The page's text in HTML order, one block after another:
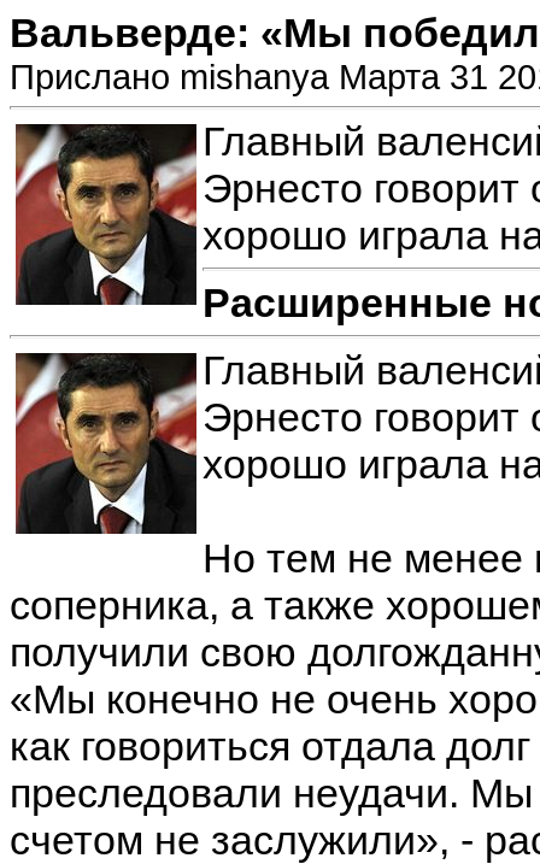
Вальверде: «Мы
Прислано mishanya Марта 31
Главный
Эрнесто говорит
хорошо играла
Расширенные
Главный
Эрнесто говорит
хорошо играла
Но тем не менее
соперника, а также
получили свою
«Мы конечно не очень
как говориться отдала
преследовали неудачи.
счетом не заслужили», -